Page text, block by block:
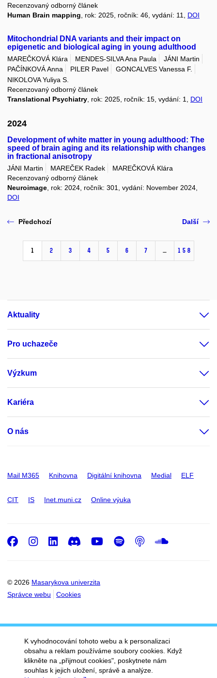
Recenzovaný odborný článek
Human Brain mapping , rok: 2025, ročník: 46, vydání: 11, DOI
Mitochondrial DNA variants and their impact on
epigenetic and biological aging in young adulthood
MAREČKOVÁ Klára MENDES-SILVA Ana Paula
JÁNI Martin
PAČÍNKOVÁ Anna
PILER Pavel
GONCALVES Vanessa F.
NIKOLOVA Yuliya S.
Recenzovaný odborný článek
Translational Psychiatry , rok: 2025, ročník: 15, vydání: 1, DOI
2024
Development of white matter in young adulthood: The
speed of brain aging and its relationship with changes
in fractional anisotropy
JÁNI Martin MAREČEK Radek
MAREČKOVÁ Klára
Recenzovaný odborný článek
Neuroimage, rok: 2024, ročník: 301, vydání: November 2024,
DOI
Předchozí
1 2 3 4 5 6 7 … 158
Další
Aktuality
Pro uchazeče
Výzkum
Kariéra
O nás
Mail M365 Knihovna Digitální knihovna Medial ELF
CIT IS Inet.muni.cz Online výuka
© 2026 Masarykova univerzita
Správce webu
Cookies
Facebook
Instagram
LinkedIn
DiscordYoutube
Spotify
Podcast
K vyhodnocování tohoto webu a k personalizaci
obsahu a reklam používáme soubory cookies. Když
klikněte na „přijmout cookies", poskytnete nám
souhlas k jejich uložení, správě a analýze.